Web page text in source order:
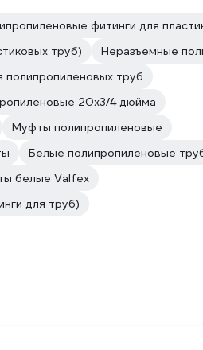
фитинги для
труб)
Неразъемные
труб
20х3/4 дюйма
Муфты полипропиленовые
Белые полипропиленовые
белые Valfex
для труб)